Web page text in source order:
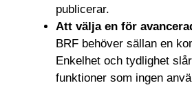
publicerar.
Att välja en för
BRF behöver sällan en
Enkelhet och tydlighet
funktioner som ingen